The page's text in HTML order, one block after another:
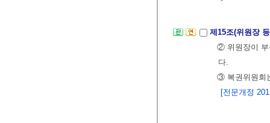
제15조(위원장
② 위원장이 부
다.
③ 복권위원회
[전문개정